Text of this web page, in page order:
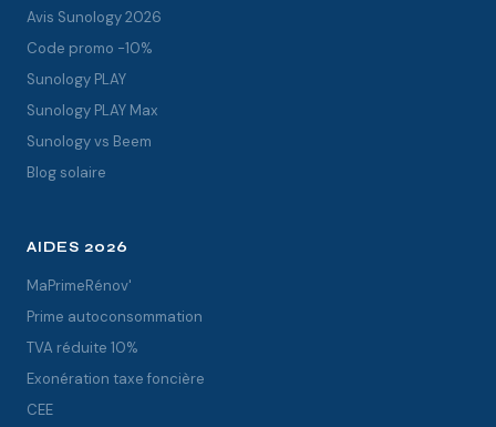
Avis Sunology 2026
Code promo -10%
Sunology PLAY
Sunology PLAY Max
Sunology vs Beem
Blog solaire
AIDES 2026
MaPrimeRénov'
Prime autoconsommation
TVA réduite 10%
Exonération taxe foncière
CEE